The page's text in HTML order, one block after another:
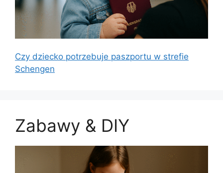
Czy dziecko potrzebuje paszportu w strefie
Schengen
Zabawy & DIY